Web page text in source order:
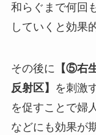
和らぐまで何回
していくと効果
その後に 【⑤右
反射区】
を刺激
を促すことで婦
などにも効果が